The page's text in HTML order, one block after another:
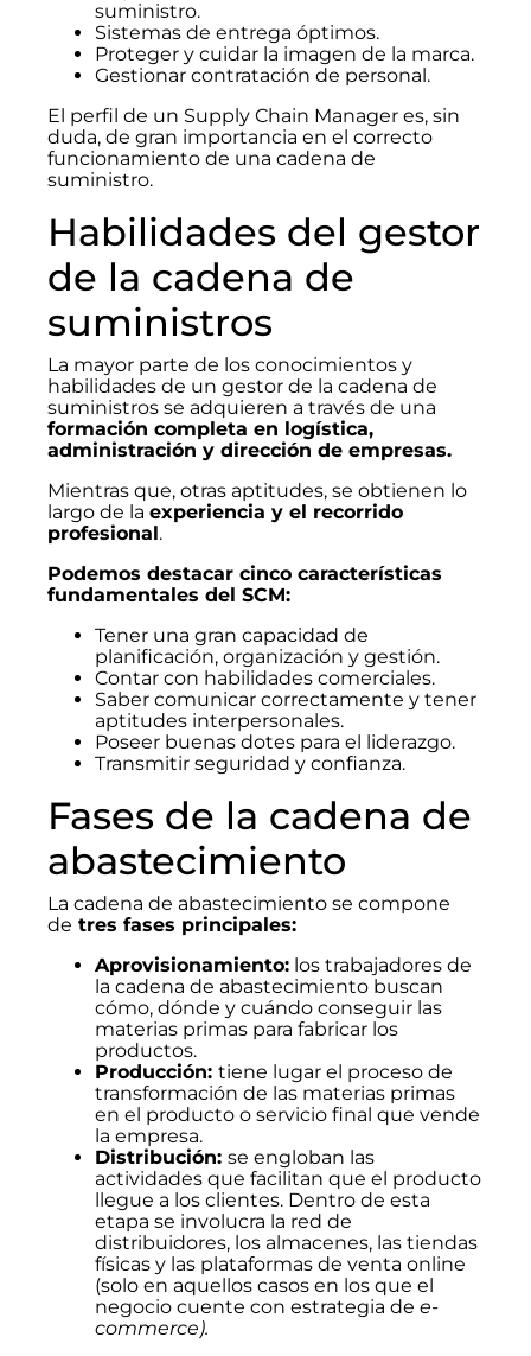
suministro.
Sistemas de entrega óptimos.
Proteger y cuidar la imagen de la marca.
Gestionar contratación de personal.
El perfil de un Supply Chain Manager es, sin
duda, de gran importancia en el correcto
funcionamiento de una cadena de
suministro.
Habilidades del gestor
de la cadena de
suministros
La mayor parte de los conocimientos y
habilidades de un gestor de la cadena de
suministros se adquieren a través de una
formación completa en logística,
administración y dirección de empresas.
Mientras que, otras aptitudes, se obtienen lo
largo de la experiencia y el recorrido
profesional.
Podemos destacar cinco características
fundamentales del SCM:
Tener una gran capacidad de
planificación, organización y gestión.
Contar con habilidades comerciales.
Saber comunicar correctamente y tener
aptitudes interpersonales.
Poseer buenas dotes para el liderazgo.
Transmitir seguridad y confianza.
Fases de la cadena de
abastecimiento
La cadena de abastecimiento se compone
de tres fases principales:
Aprovisionamiento: los trabajadores de
la cadena de abastecimiento buscan
cómo, dónde y cuándo conseguir las
materias primas para fabricar los
productos.
Producción: tiene lugar el proceso de
transformación de las materias primas
en el producto o servicio final que vende
la empresa.
Distribución: se engloban las
actividades que facilitan que el producto
llegue a los clientes. Dentro de esta
etapa se involucra la red de
distribuidores, los almacenes, las tiendas
físicas y las plataformas de venta online
(solo en aquellos casos en los que el
negocio cuente con estrategia de e-
commerce).